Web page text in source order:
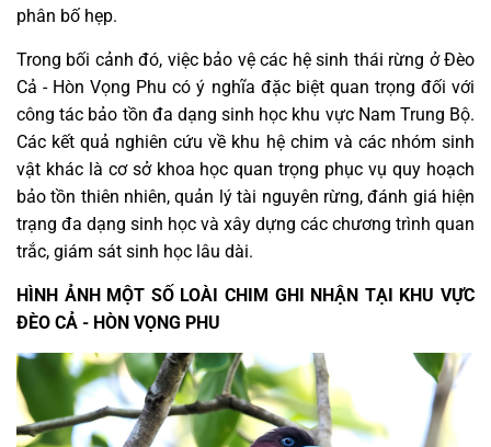
phân bố hẹp.
Trong bối cảnh đó, việc bảo vệ các hệ sinh thái rừng ở Đèo
Cả - Hòn Vọng Phu có ý nghĩa đặc biệt quan trọng đối với
công tác bảo tồn đa dạng sinh học khu vực Nam Trung Bộ.
Các kết quả nghiên cứu về khu hệ chim và các nhóm sinh
vật khác là cơ sở khoa học quan trọng phục vụ quy hoạch
bảo tồn thiên nhiên, quản lý tài nguyên rừng, đánh giá hiện
trạng đa dạng sinh học và xây dựng các chương trình quan
trắc, giám sát sinh học lâu dài.
HÌNH ẢNH MỘT SỐ LOÀI CHIM GHI NHẬN TẠI KHU VỰC
ĐÈO CẢ - HÒN VỌNG PHU